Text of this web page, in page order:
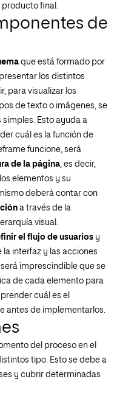
producto final.
de
que está formado por
los distintos
para visualizar los
de texto o imágenes, se
simples. Esto ayuda a
cuál es la función de
funcione, será
de la página, es decir,
elementos y su
deberá contar con
a través de la
visual.
el flujo de usuarios y
interfaz y las acciones
imprescindible que se
de cada elemento para
cuál es el
antes de implementarlos.
del proceso en el
tipo. Esto se debe a
y cubrir determinadas